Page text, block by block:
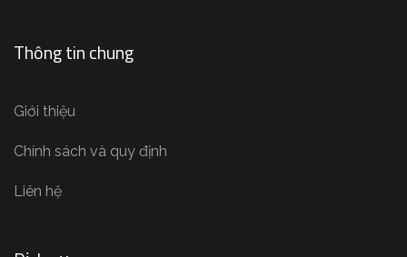
Thông tin chung
Giới thiệu
Chính sách và quy định
Liên hệ